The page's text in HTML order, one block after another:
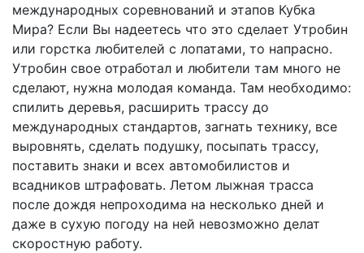
международных соревнований и этапов Кубка
Мира? Если Вы надеетесь что это сделает Утробин
или горстка любителей с лопатами, то напрасно.
Утробин свое отработал и любители там много не
сделают, нужна молодая команда. Там необходимо:
спилить деревья, расширить трассу до
международных стандартов, загнать технику, все
выровнять, сделать подушку, посыпать трассу,
поставить знаки и всех автомобилистов и
всадников штрафовать. Летом лыжная трасса
после дождя непроходима на несколько дней и
даже в сухую погоду на ней невозможно делат
скоростную работу.